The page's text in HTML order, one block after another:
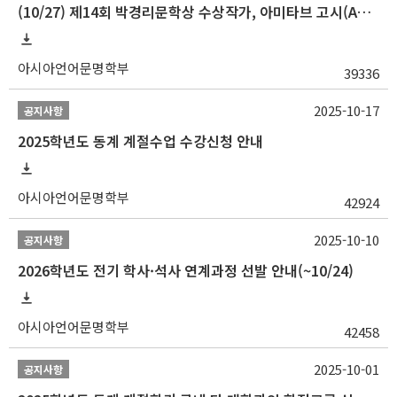
(10/27) 제14회 박경리문학상 수상작가, 아미타브 고시(Amitav Ghosh) 강연 안내
아시아언어문명학부 39336
공지사항
2025학년도 동계 계절수업 수강신청 안내
아시아언어문명학부 42924
2025-10-17
공지사항
2026학년도 전기 학사·석사 연계과정 선발 안내(~10/24)
아시아언어문명학부 42458
2025-10-10
공지사항 2025-10-01